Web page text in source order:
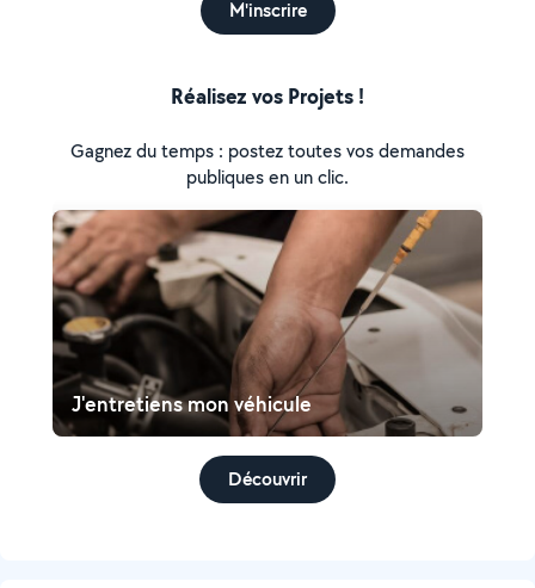
M'inscrire
Réalisez vos Projets !
Gagnez du temps : postez toutes vos demandes
publiques en un clic.
J'entretiens mon véhicule
Découvrir